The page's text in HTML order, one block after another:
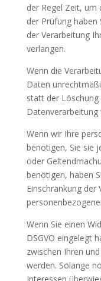
der Regel Zeit, um
der Prüfung haben
der Verarbeitung
verlangen.
Wenn die
Daten
statt der Löschung
Datenverarbeitung
Wenn wir Ihre
benötigen, Sie sie
oder
benötigen, haben
Einschränkung der
Wenn Sie einen
DSGVO eingelegt
zwischen Ihren
werden. Solange